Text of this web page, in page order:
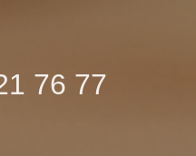
76 77